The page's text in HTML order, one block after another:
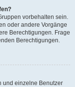
vorbehalten sein.
oder andere Vorgänge
Berechtigungen. Frage
Berechtigungen.
und einzelne Benutzer